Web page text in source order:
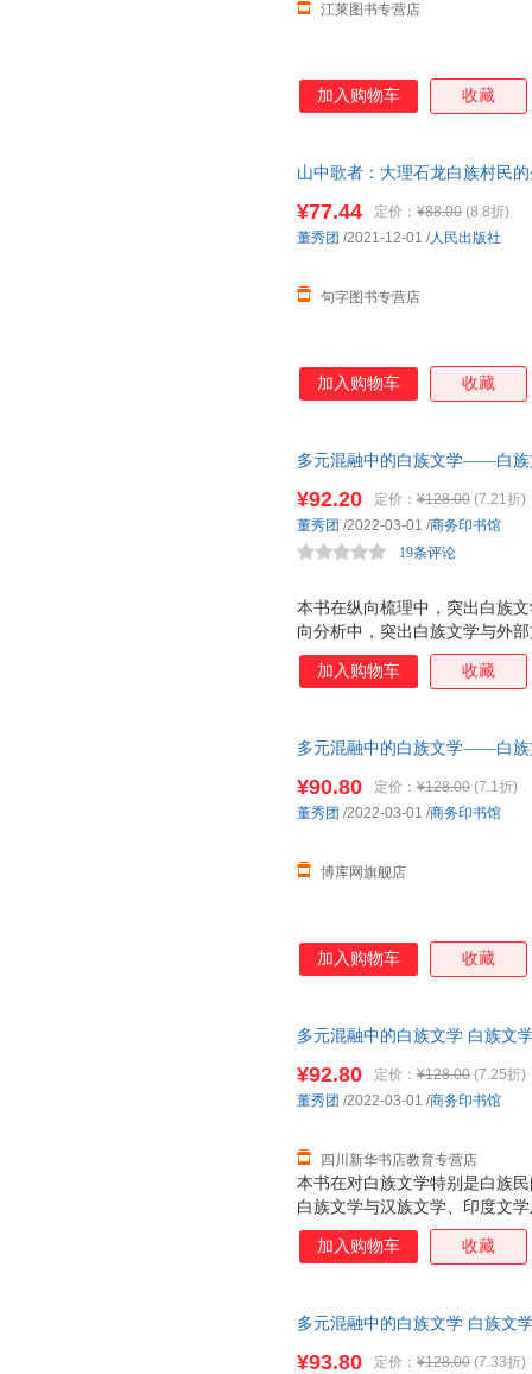
江莱图书专营店
加入购物车 收藏
山中歌者：大理石龙白族村民
¥77.44 定价： ¥88.00 (8.8折)
句字图书专营店
董秀团 /2021-12-01 /人民出版社
加入购物车 收藏
多元混融中的白族文学——白族
白族文学与汉族、印度及东南
本书在纵向梳理中，突出白族
向分析中，突出白族文学与外
究并重，通过多维视角的审视
的内在机制，探讨身处交汇地
别是白族民间文学进行系统研
意义。
¥92.20 定价： ¥128.00 (7.21折)
19条评论
董秀团 /2022-03-01 /商务印书馆
加入购物车 收藏
多元混融中的白族文学——白族
¥90.80 定价： ¥128.00 (7.1折)
博库网旗舰店
董秀团 /2022-03-01 /商务印书馆
加入购物车 收藏
多元混融中的白族文学 白族文
咨询在线客服！
本书在对白族文学特别是白族
白族文学与汉族文学、印度文
文化研究具有重要意义。
¥92.80 定价： ¥128.00 (7.25折)
四川新华书店教育专营店
董秀团 /2022-03-01 /商务印书馆
加入购物车 收藏
多元混融中的白族文学 白族文
¥93.80 定价： ¥128.00 (7.33折)